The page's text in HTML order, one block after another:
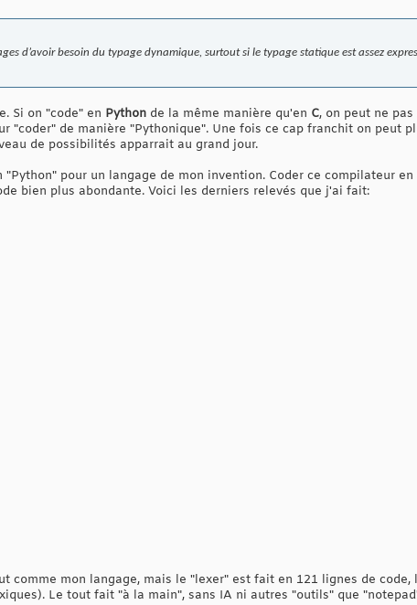
d’avoir besoin du typage dynamique, surtout si le typage statique est assez
Si on "code" en Python de la même manière qu'en C, on peut ne
"coder" de manière "Pythonique". Une fois ce cap franchit on peut
de possibilités apparrait au grand jour.
pour un langage de mon invention. Coder ce compilateur en
bien plus abondante. Voici les derniers relevés que j'ai fait:
comme mon langage, mais le "lexer" est fait en 121 lignes de code,
Le tout fait "à la main", sans IA ni autres "outils" que